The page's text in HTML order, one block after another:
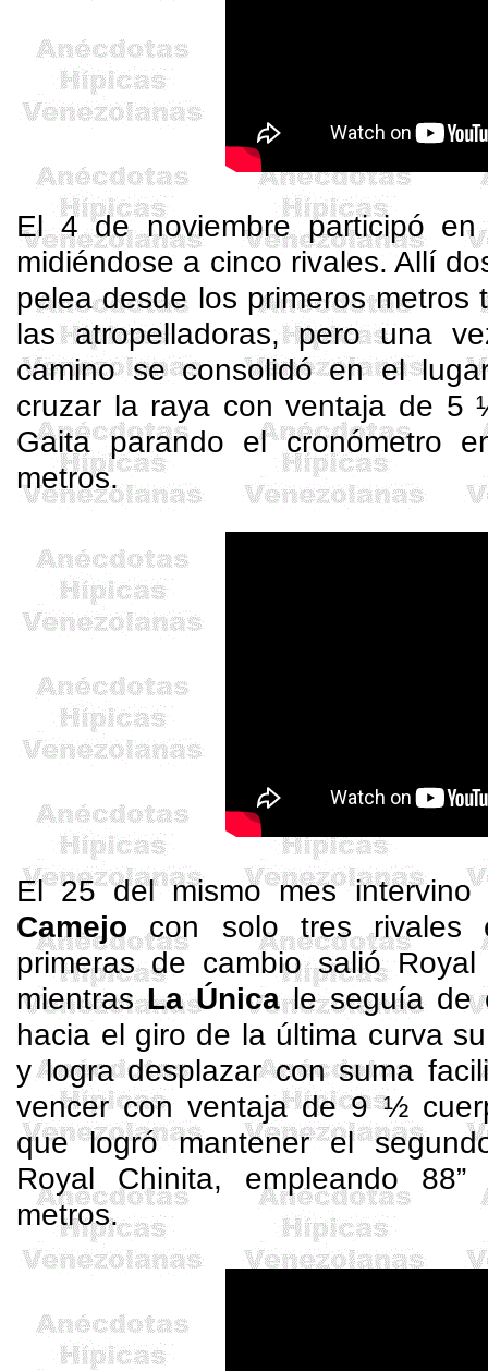
El 4 de noviembre participó
midiéndose a cinco rivales. Allí
pelea desde los primeros metros
las atropelladoras, pero una
camino se consolidó en el
cruzar la raya con ventaja de 5
Gaita parando el cronómetro
metros.
El 25 del mismo mes
Camejo con solo tres rivales
primeras de cambio salió
mientrasLa Únicale seguía de
hacia el giro de la última curva
y logra desplazar con suma
vencer con ventaja de 9 ½
que logró mantener el
Royal Chinita, empleando
metros.